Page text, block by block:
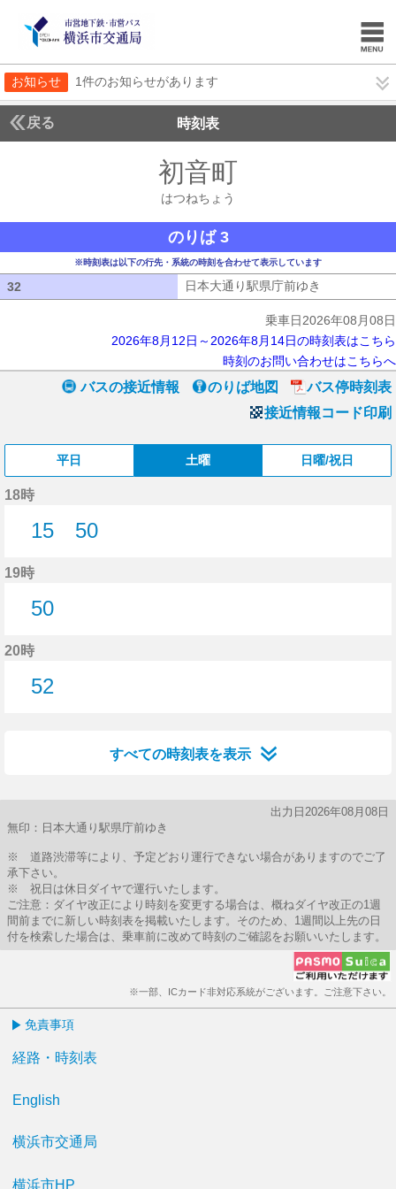
お知らせ 1件のお知らせがあります
戻る 時刻表
初音町
はつねちょう
のりば 3
※時刻表は以下の行先・系統の時刻を合わせて表示しています
32 日本大通り駅県庁前ゆき
乗車日2026年08月08日
2026年8月12日～2026年8月14日の時刻表はこちら
時刻のお問い合わせはこちらへ
バスの接近情報 のりば地図
バス停時刻表
接近情報コード印刷
平日 土曜 日曜/祝日
18時
15
50
19時
50
20時
52
すべての時刻表を表示
出力日2026年08月08日
無印：日本大通り駅県庁前ゆき
※ 道路渋滞等により、予定どおり運行できない場合がありますのでご了
承下さい。
※ 祝日は休日ダイヤで運行いたします。
ご注意：ダイヤ改正により時刻を変更する場合は、概ねダイヤ改正の1週
間前までに新しい時刻表を掲載いたします。そのため、1週間以上先の日
付を検索した場合は、乗車前に改めて時刻のご確認をお願いいたします。
※一部、ICカード非対応系統がございます。ご注意下さい。
免責事項
経路・時刻表
English
横浜市交通局
横浜市HP